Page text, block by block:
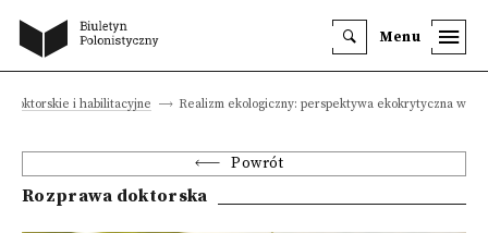
Menu
doktorskie i habilitacyjne Realizm ekologiczny: perspektywa ekokrytyczna w
Powrót
Rozprawa doktorska